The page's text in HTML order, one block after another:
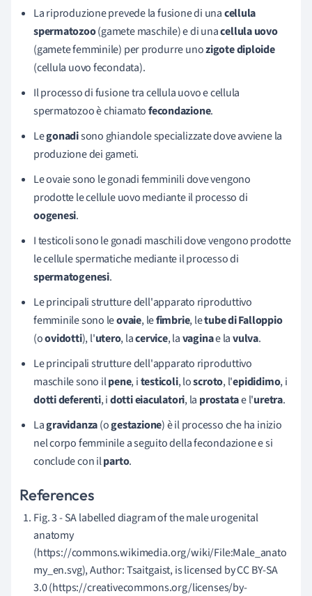
La riproduzione prevede la fusione di unacellula
spermatozoo(gamete maschile) e di unacellula uovo
(gamete femminile) per produrre unozigote diploide
(cellula uovo fecondata).
Il processo di fusione tra cellula uovo e cellula
spermatozoo è chiamatofecondazione.
Legonadisono ghiandole specializzate dove avviene la
produzione dei gameti.
Le ovaie sono le gonadi femminili dove vengono
prodotte le cellule uovo mediante il processo di
oogenesi.
I testicoli sono le gonadi maschili dove vengono prodotte
le cellule spermatichemediante il processo di
spermatogenesi.
Le principali strutture dell'apparato riproduttivo
femminile sono leovaie, lefimbrie, letube di Falloppio
(oovidotti), l'utero, lacervice, lavaginae lavulva.
Le principali strutture dell'apparato riproduttivo
maschile sono ilpene, itesticoli, loscroto, l'epididimo, i
dottideferenti, idotti eiaculatori, la prostatae l'uretra.
Lagravidanza(ogestazione) è il processo che ha inizio
nel corpo femminile a seguito della fecondazione e si
conclude con ilparto.
References
Fig. 3 - SA labelled diagram of the male urogenital
anatomy
(https://commons.wikimedia.org/wiki/File:Male_anato
my_en.svg), Author: Tsaitgaist, is licensed by CC BY-SA
3.0 (https://creativecommons.org/licenses/by-